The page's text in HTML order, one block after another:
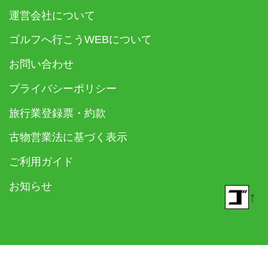
運営会社について
ゴルフへ行こうWEBについて
お問い合わせ
プライバシーポリシー
旅行業登録票・約款
古物営業法に基づく表示
ご利用ガイド
お知らせ
↑